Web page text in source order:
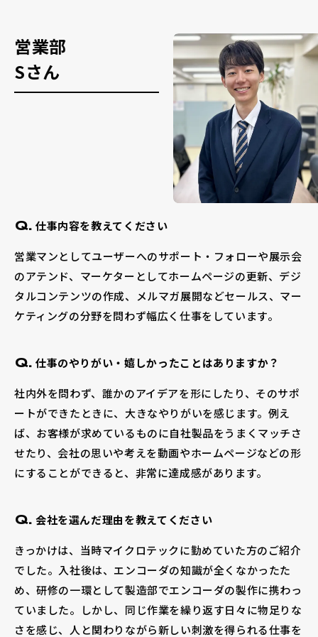
営業部
Sさん
Q. 仕事内容を教えてください
営業マンとしてユーザーへのサポート・フォローや展示会
のアテンド、マーケターとしてホームページの更新、デジ
タルコンテンツの作成、メルマガ展開などセールス、マー
ケティングの分野を問わず幅広く仕事をしています。
Q. 仕事のやりがい・嬉しかったことはありますか？
社内外を問わず、誰かのアイデアを形にしたり、そのサポ
ートができたときに、大きなやりがいを感じます。例え
ば、お客様が求めているものに自社製品をうまくマッチさ
せたり、会社の思いや考えを動画やホームページなどの形
にすることができると、非常に達成感があります。
Q. 会社を選んだ理由を教えてください
きっかけは、当時マイクロテックに勤めていた方のご紹介
でした。入社後は、エンコーダの知識が全くなかったた
め、研修の一環として製造部でエンコーダの製作に携わっ
ていました。しかし、同じ作業を繰り返す日々に物足りな
さを感じ、人と関わりながら新しい刺激を得られる仕事を